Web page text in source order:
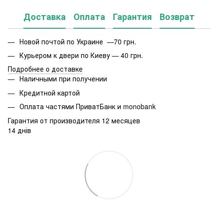
Доставка Оплата Гарантия Возврат
Новой почтой по Украине —70 грн.
Курьером к двери по Киеву — 40 грн.
Подробнее о доставке
Наличными при получении
Кредитной картой
Оплата частями ПриватБанк и monobank
Гарантия от производителя 12 месяцев
14 днів